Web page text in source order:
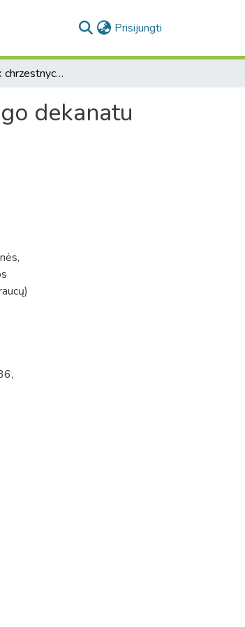
Prisijungti
Wypisy metryk chrzestnych z kościołow parafialnych całego dekanatu Grodzieńskiego
dekanatu